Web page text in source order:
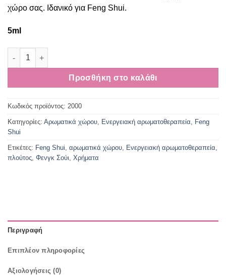
χώρο σας. Ιδανικό για Feng Shui.
5ml
Αρωματικό λάδι χώρου για αφθονία και πλούτο ποσότητα
Προσθήκη στο καλάθι
Κωδικός προϊόντος: 2000
Κατηγορίες: Αρωματικά χώρου, Ενεργειακή αρωματοθεραπεία, Feng
Shui
Ετικέτες: Feng Shui, αρωματικά χώρου, Ενεργειακή αρωματοθεραπεία,
πλούτος, Φενγκ Σούι, Χρήματα
Περιγραφή
Επιπλέον πληροφορίες
Αξιολογήσεις (0)